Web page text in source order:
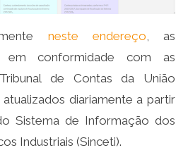
neste endereço, as
em conformidade com as
de Contas da União
diariamente a partir
Sistema de Informação dos
Industriais (Sinceti).